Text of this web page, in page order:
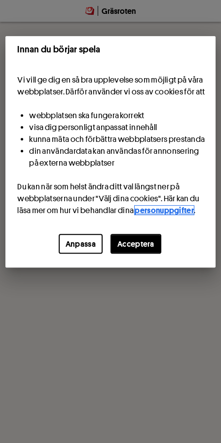
Gräsroten
Innan du börjar spela
Vi vill ge dig en så bra upplevelse som möjligt på våra
webbplatser. Därför använder vi oss av cookies för att
webbplatsen ska fungera korrekt
visa dig personligt anpassat innehåll
kunna mäta och förbättra webbplatsers prestanda
din användardata kan användas för annonsering
på externa webbplatser
Du kan när som helst ändra ditt val längst ner på
webbplatserna under "Välj dina cookies". Här kan du
läsa mer om hur vi behandlar dinapersonuppgifter.
Anpassa Acceptera